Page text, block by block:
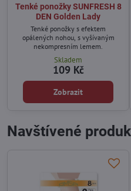
Tenké ponožky SUNFRESH 8
DEN Golden Lady
Tenké ponožky s efektem
opálených nohou, s vyšívaným
nekompresním lemem.
Skladem
109 Kč
Zobrazit
Navštívené